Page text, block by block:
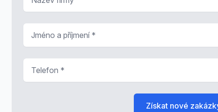
Získat nové